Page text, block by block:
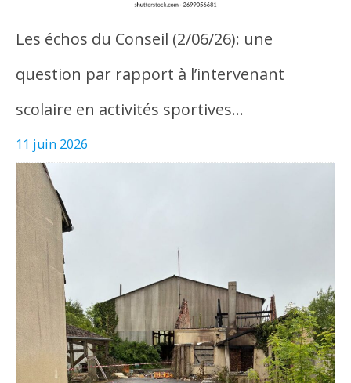
Les échos du Conseil (2/06/26): une
question par rapport à l’intervenant
scolaire en activités sportives…
11 juin 2026